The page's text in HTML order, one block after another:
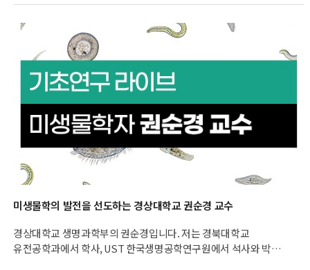
있지만 희귀질환의 경우 아직 치료제가 없는 경우도 많습니다. 병의
기전을 밝히지 못했기 때문인데요. 환자 수가 적기 때문에 치료제
개발을 위한 연구계와 산업계에서의 관심과 투자도 미미한
상황입니다. 전북대학교 문영재 교수는 자신이 치료하는 근골격계
관련 난치성 질환 환자들을 위해 부작용 없는 치료 물질을 찾아
나섰습니다.
미생물학의 발전을 선도하는 경상대학교 권순경 교수
경상대학교 생명과학부의 권순경입니다. 저는 경북대학교
유전공학과에서 학사, UST 한국생명공학연구원에서 석사와 박사